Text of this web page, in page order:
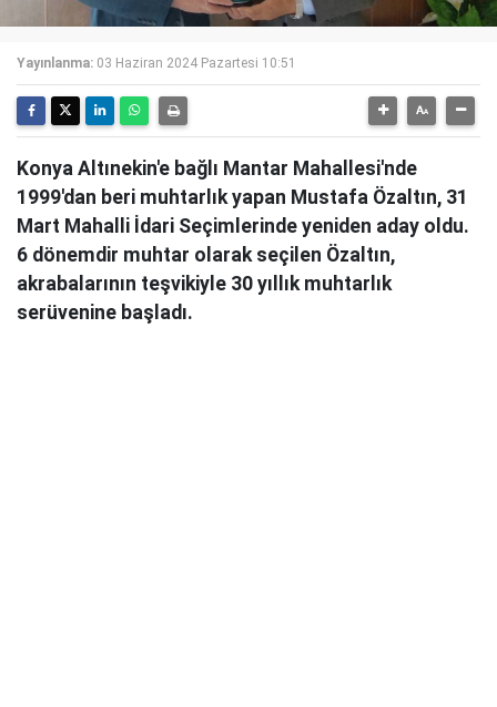
Yayınlanma: 03 Haziran 2024 Pazartesi 10:51
Konya Altınekin'e bağlı Mantar Mahallesi'nde
1999'dan beri muhtarlık yapan Mustafa Özaltın, 31
Mart Mahalli İdari Seçimlerinde yeniden aday oldu.
6 dönemdir muhtar olarak seçilen Özaltın,
akrabalarının teşvikiyle 30 yıllık muhtarlık
serüvenine başladı.